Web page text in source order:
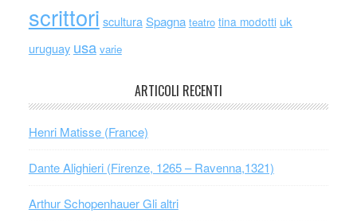
scrittori scultura Spagna teatro tina modotti uk
uruguay usa varie
ARTICOLI RECENTI
Henri Matisse (France)
Dante Alighieri (Firenze, 1265 – Ravenna,1321)
Arthur Schopenhauer Gli altri